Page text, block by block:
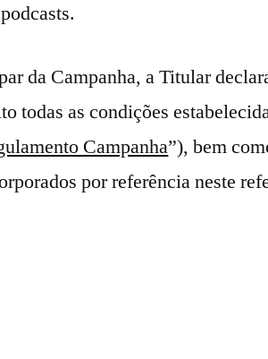
da Campanha, a Titular
todas as condições
Campanha”), bem
por referência neste